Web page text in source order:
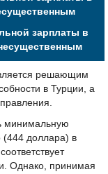
зарплаты в
решающим
в Турции, а
минимальную
(444 доллара) в
Однако, принимая